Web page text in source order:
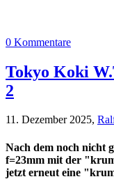
0 Kommentare
Tokyo Koki
2
11. Dezember 2025,
Nach dem noch nicht
f=23mm mit der
jetzt erneut eine